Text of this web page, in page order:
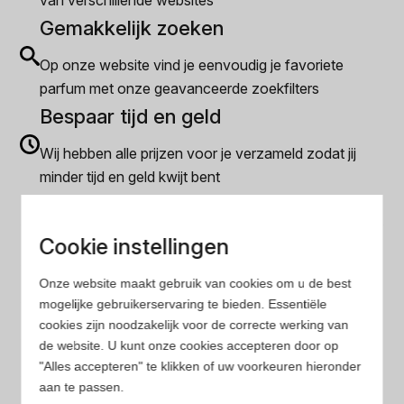
Gemakkelijk zoeken
Op onze website vind je eenvoudig je favoriete
parfum met onze geavanceerde zoekfilters
Bespaar tijd en geld
Wij hebben alle prijzen voor je verzameld zodat jij
minder tijd en geld kwijt bent
Populaire herengeuren
Aramis Heren parfum
Armani Heren parfum
Azzaro Heren parfum
Cookie instellingen
Onze website maakt gebruik van cookies om u de best
mogelijke gebruikerservaring te bieden. Essentiële
cookies zijn noodzakelijk voor de correcte werking van
de website. U kunt onze cookies accepteren door op
"Alles accepteren" te klikken of uw voorkeuren hieronder
aan te passen.